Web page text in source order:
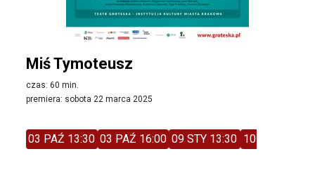
Miś Tymoteusz
czas: 60 min.
premiera: sobota 22 marca 2025
03 PAŹ 13:30 03 PAŹ 16:00 09 STY 13:30 10 STY 11:00